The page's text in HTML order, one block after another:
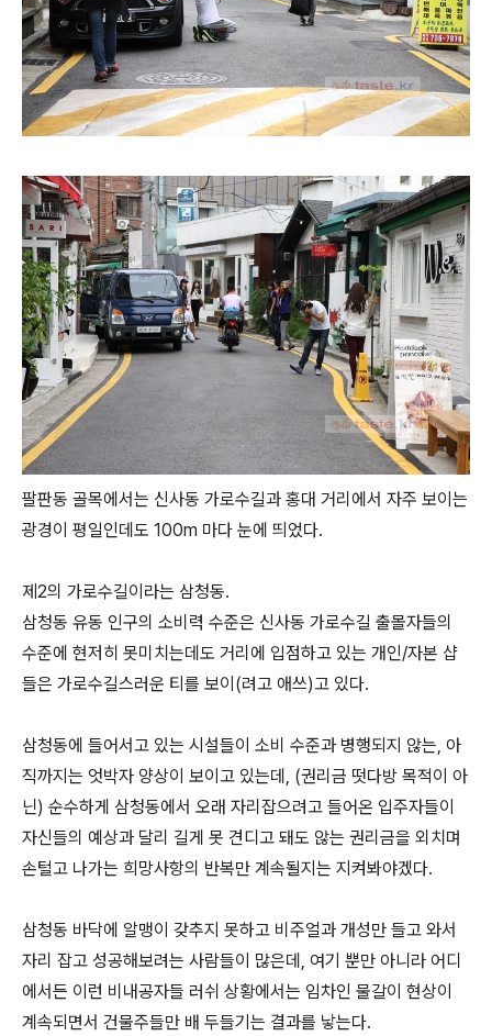
팔판동 골목에서는 신사동 가로수길과 홍대 거리에서 자주 보이는
광경이 평일인데도 100m 마다 눈에 띄었다.
제2의 가로수길이라는 삼청동.
삼청동 유동 인구의 소비력 수준은 신사동 가로수길 출몰자들의
수준에 현저히 못미치는데도 거리에 입점하고 있는 개인/자본 샵
들은 가로수길스러운 티를 보이(려고 애쓰)고 있다.
삼청동에 들어서고 있는 시설들이 소비 수준과 병행되지 않는, 아
직까지는 엇박자 양상이 보이고 있는데, (권리금 떳다방 목적이 아
닌) 순수하게 삼청동에서 오래 자리잡으려고 들어온 입주자들이
자신들의 예상과 달리 길게 못 견디고 돼도 않는 권리금을 외치며
손털고 나가는 희망사항의 반복만 계속될지는 지켜봐야겠다.
삼청동 바닥에 알맹이 갖추지 못하고 비주얼과 개성만 들고 와서
자리 잡고 성공해보려는 사람들이 많은데, 여기 뿐만 아니라 어디
에서든 이런 비내공자들 러쉬 상황에서는 임차인 물갈이 현상이
계속되면서 건물주들만 배 두들기는 결과를 낳는다.